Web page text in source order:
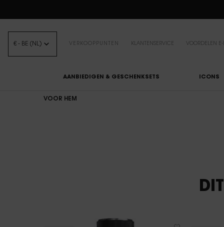
€ - BE (NL) VERKOOPPUNTEN KLANTENSERVICE VOORDELEN E-
AANBIEDIGEN & GESCHENKSETS ICONS
VOOR HEM